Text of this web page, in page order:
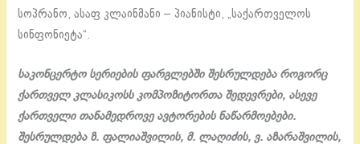
სოპრანო, ასაფ კლაინმანი – პიანისტი, „საქართველოს
სინფონიეტა“.
საკონცერტო სერიების ფარგლებში შესრულდება როგორც
ქართველ კლასიკოსს კომპოზიტორთა შედევრები, ასევე
ქართველი თანამედროვე ავტორების ნაწარმოებები.
შესრულდება ზ. ფალიაშვილის, მ. ლაღიძის, ვ. აზარაშვილის,